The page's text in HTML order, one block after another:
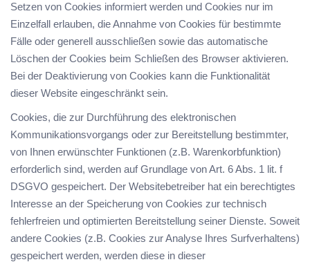
Setzen von Cookies informiert werden und Cookies nur im
Einzelfall erlauben, die Annahme von Cookies für bestimmte
Fälle oder generell ausschließen sowie das automatische
Löschen der Cookies beim Schließen des Browser aktivieren.
Bei der Deaktivierung von Cookies kann die Funktionalität
dieser Website eingeschränkt sein.
Cookies, die zur Durchführung des elektronischen
Kommunikationsvorgangs oder zur Bereitstellung bestimmter,
von Ihnen erwünschter Funktionen (z.B. Warenkorbfunktion)
erforderlich sind, werden auf Grundlage von Art. 6 Abs. 1 lit. f
DSGVO gespeichert. Der Websitebetreiber hat ein berechtigtes
Interesse an der Speicherung von Cookies zur technisch
fehlerfreien und optimierten Bereitstellung seiner Dienste. Soweit
andere Cookies (z.B. Cookies zur Analyse Ihres Surfverhaltens)
gespeichert werden, werden diese in dieser